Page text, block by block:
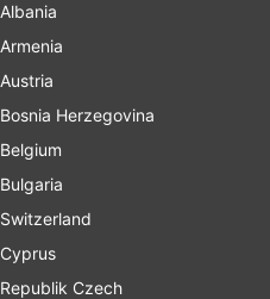
Albania
Armenia
Austria
Bosnia Herzegovina
Belgium
Bulgaria
Switzerland
Cyprus
Republik Czech